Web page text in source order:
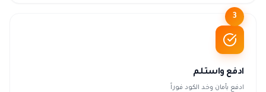
3
ادفع واستلم
ادفع بأمان وخد الكود فوراً